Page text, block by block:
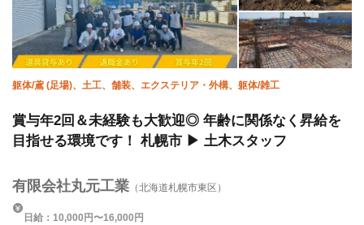
躯体/鳶 (足場)、土工、舗装、エクステリア・外構、躯体/雑工
賞与年2回＆未経験も大歓迎◎ 年齢に関係なく昇給を
目指せる環境です！ 札幌市 ▶︎ 土木スタッフ
有限会社丸元工業 （北海道札幌市東区）
日給：10,000円〜16,000円